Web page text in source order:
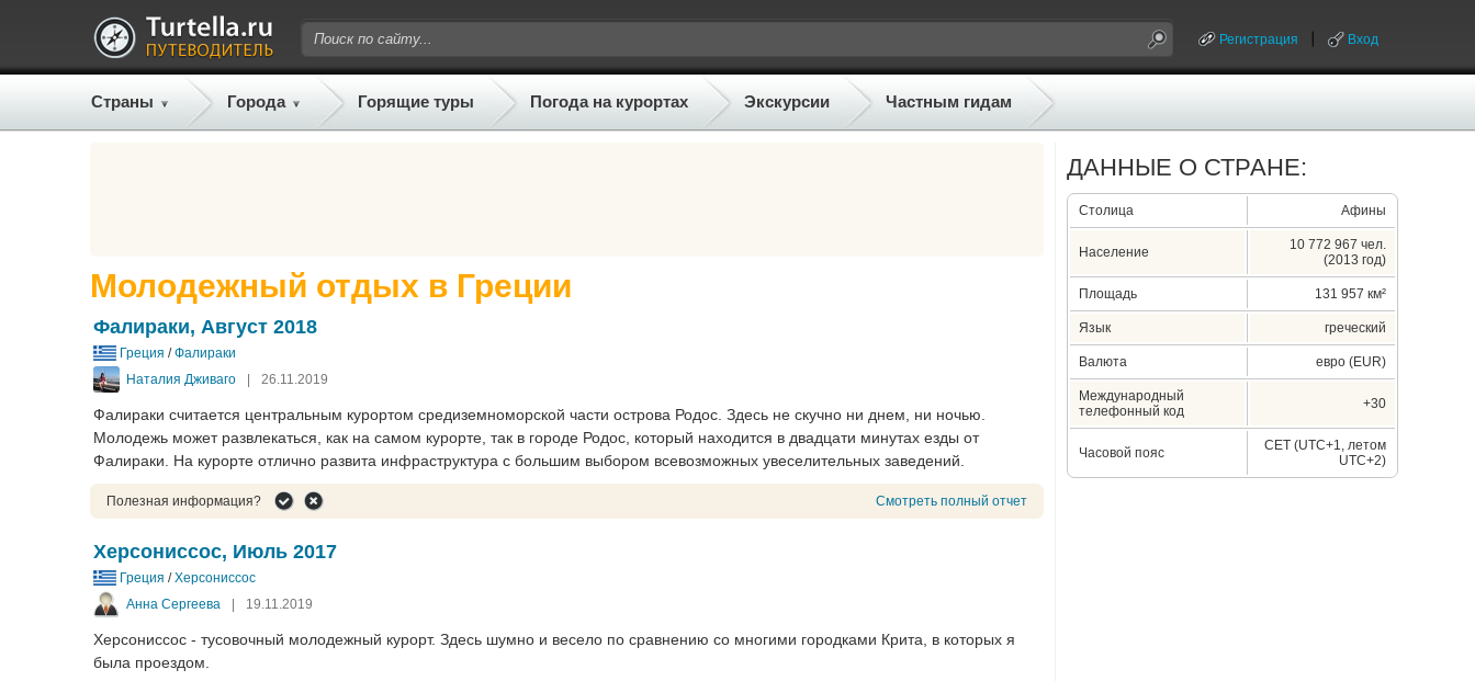
Регистрация Вход
Страны Города Горящие туры Погода на курортах Экскурсии Частным гидам
Молодежный отдых в Греции
Фалираки, Август 2018
Греция /Фалираки
Наталия Дживаго
| 26.11.2019
Фалираки считается центральным курортом средиземноморской части острова Родос. Здесь не скучно ни днем, ни ночью.
Молодежь может развлекаться, как на самом курорте, так в городе Родос, который находится в двадцати минутах езды от
Фалираки. На курорте отлично развита инфраструктура с большим выбором всевозможных увеселительных заведений.
Полезная информация? Смотреть полный отчет
Херсониссос, Июль 2017
Греция /Херсониссос
Анна Сергеева
| 19.11.2019
Херсониссос - тусовочный молодежный курорт. Здесь шумно и весело по сравнению со многими городками Крита, в которых я
была проездом.
ДАННЫЕ О СТРАНЕ:
Столица Афины
Население
10 772 967 чел.
(2013 год)
Площадь 131 957 км²
Язык греческий
Валюта евро (EUR)
Международный
телефонный код
+30
Часовой пояс
CET (UTC+1, летом
UTC+2)